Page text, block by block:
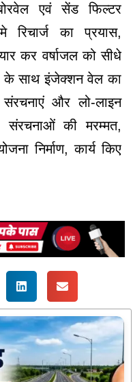
एवं सेंड फिल्टर
रिचार्ज का प्रयास,
कर वर्षाजल को सीधे
के साथ इंजेक्शन वेल का
संरचनाएं और लो-लाइन
संरचनाओं की मरम्मत,
निर्माण, कार्य किए